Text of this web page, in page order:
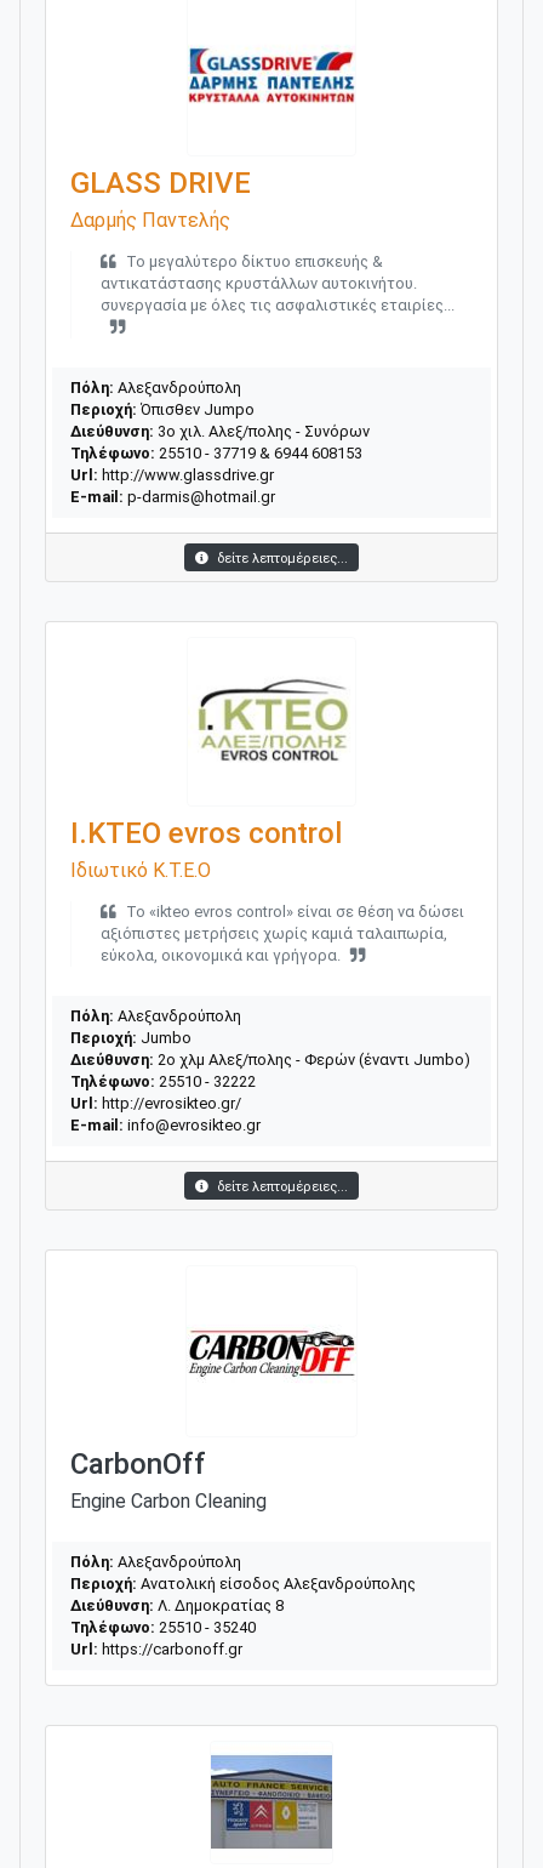
GLASS DRIVE
Δαρμής Παντελής
Το μεγαλύτερο δίκτυο επισκευής &
αντικατάστασης κρυστάλλων αυτοκινήτου.
συνεργασία με όλες τις ασφαλιστικές εταιρίες...
Πόλη: Αλεξανδρούπολη
Περιοχή: Όπισθεν Jumpo
Διεύθυνση: 3ο χιλ. Αλεξ/πολης - Συνόρων
Τηλέφωνο: 25510 - 37719 & 6944 608153
Url: http://www.glassdrive.gr
E-mail: p-darmis@hotmail.gr
δείτε λεπτομέρειες...
Ι.ΚΤΕΟ evros control
Ιδιωτικό Κ.Τ.Ε.Ο
Το «ikteo evros control» είναι σε θέση να δώσει
αξιόπιστες μετρήσεις χωρίς καμιά ταλαιπωρία,
εύκολα, οικονομικά και γρήγορα.
Πόλη: Αλεξανδρούπολη
Περιοχή: Jumbo
Διεύθυνση: 2o χλμ Αλεξ/πολης - Φερών (έναντι Jumbo)
Τηλέφωνο: 25510 - 32222
Url: http://evrosikteo.gr/
E-mail: info@evrosikteo.gr
δείτε λεπτομέρειες...
CarbonOff
Engine Carbon Cleaning
Πόλη: Αλεξανδρούπολη
Περιοχή: Ανατολική είσοδος Αλεξανδρούπολης
Διεύθυνση: Λ. Δημοκρατίας 8
Τηλέφωνο: 25510 - 35240
Url: https://carbonoff.gr